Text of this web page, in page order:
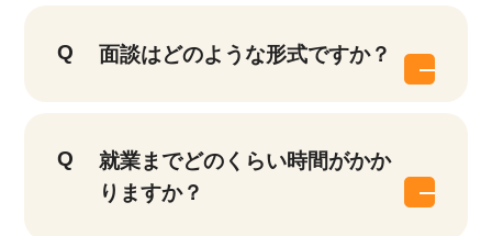
面談はどのような形式ですか？
就業までどのくらい時間がかか
りますか？